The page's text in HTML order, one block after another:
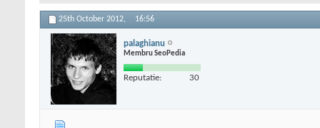
25th October 2012, 16:56
palaghianu
Membru SeoPedia
Reputatie: 30